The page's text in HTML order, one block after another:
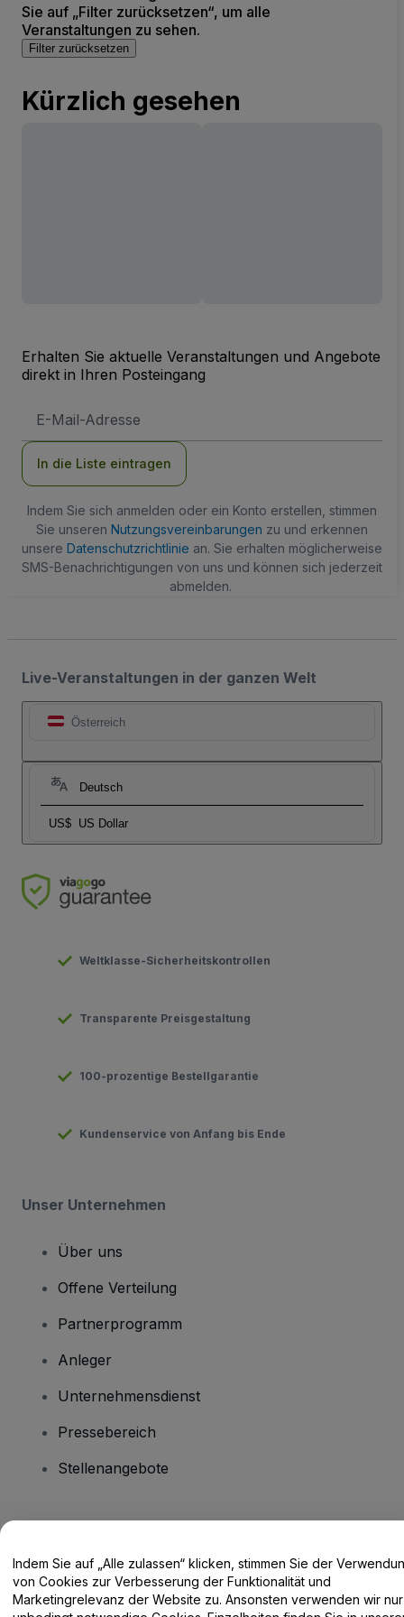
Sie auf „Filter zurücksetzen“, um alle
Veranstaltungen zu sehen.
Filter zurücksetzen
Kürzlich gesehen
Erhalten Sie aktuelle Veranstaltungen und Angebote
direkt in Ihren Posteingang
Mail-
In die Liste eintragen
Indem Sie sich anmelden oder ein Konto erstellen, stimmen
Sie unseren Nutzungsvereinbarungen zu und erkennen
unsere Datenschutzrichtlinie an. Sie erhalten möglicherweise
SMS-Benachrichtigungen von uns und können sich jederzeit
abmelden.
Live-Veranstaltungen in der ganzen Welt
Österreich
Deutsch
US$ US Dollar
Weltklasse-Sicherheitskontrollen
Transparente Preisgestaltung
100-prozentige Bestellgarantie
Kundenservice von Anfang bis Ende
Unser Unternehmen
Über uns
Offene Verteilung
Partnerprogramm
Anleger
Unternehmensdienst
Pressebereich
Stellenangebote
Hilfe-Center / Kontakt
Indem Sie auf „Alle zulassen“ klicken, stimmen Sie der
von Cookies zur Verbesserung der Funktionalität und
Marketingrelevanz der Website zu. Ansonsten verwenden wir nur